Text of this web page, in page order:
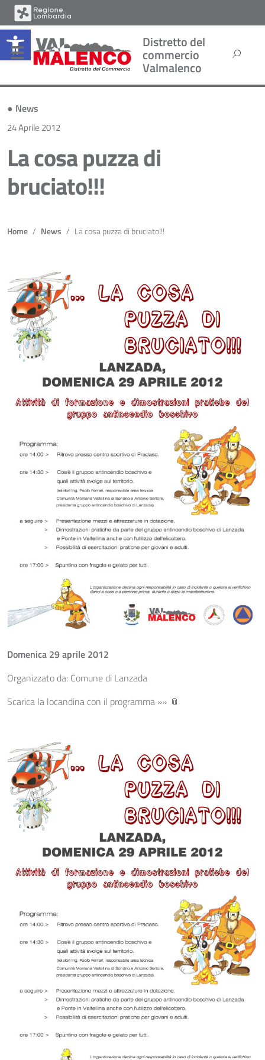
Open toolbar Distretto del
commercio
Valmalenco
● News
24 Aprile 2012
La cosa puzza di
bruciato!!!
Home News La cosa puzza di bruciato!!!
Domenica 29 aprile 2012
Organizzato da: Comune di Lanzada
Scarica la locandina con il programma »»